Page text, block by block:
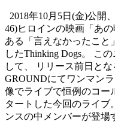
2018年10月5日(金)公開
46)ヒロインの映画「あ
ある「言えなかったこと
したThinking Dogs。 こ
して、 リリース前日と
GROUNDにてワンマン
像でライブで恒例のコー
タートした今回のライブ
ンスの中メンバーが登場